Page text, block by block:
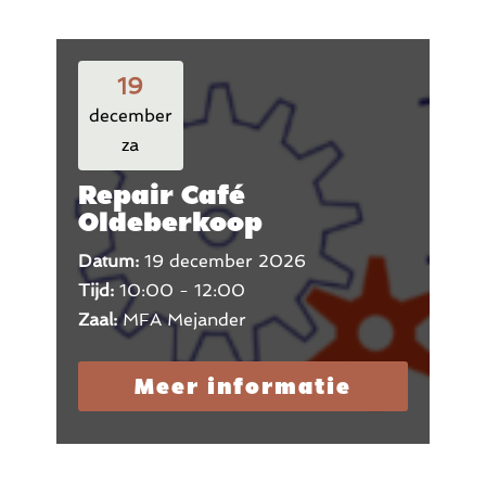
19
december
za
Repair Café
Oldeberkoop
Datum: 19 december 2026
Tijd: 10:00 - 12:00
Zaal:MFA Mejander
Meer informatie